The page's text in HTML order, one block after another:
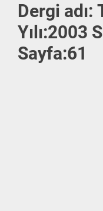
Dergi adı:
Yılı:2003
Sayfa:61